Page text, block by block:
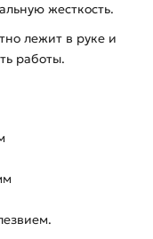
жесткость.
лежит в руке и
работы.